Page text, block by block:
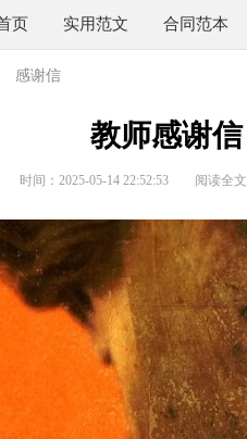
页 实用范文 合同范本
感谢信
教师感谢信
时间：2025-05-14 22:52:53 阅读全文